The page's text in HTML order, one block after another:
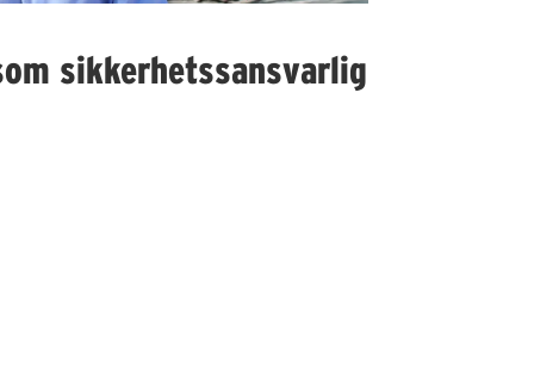
sikkerhetssansvarlig